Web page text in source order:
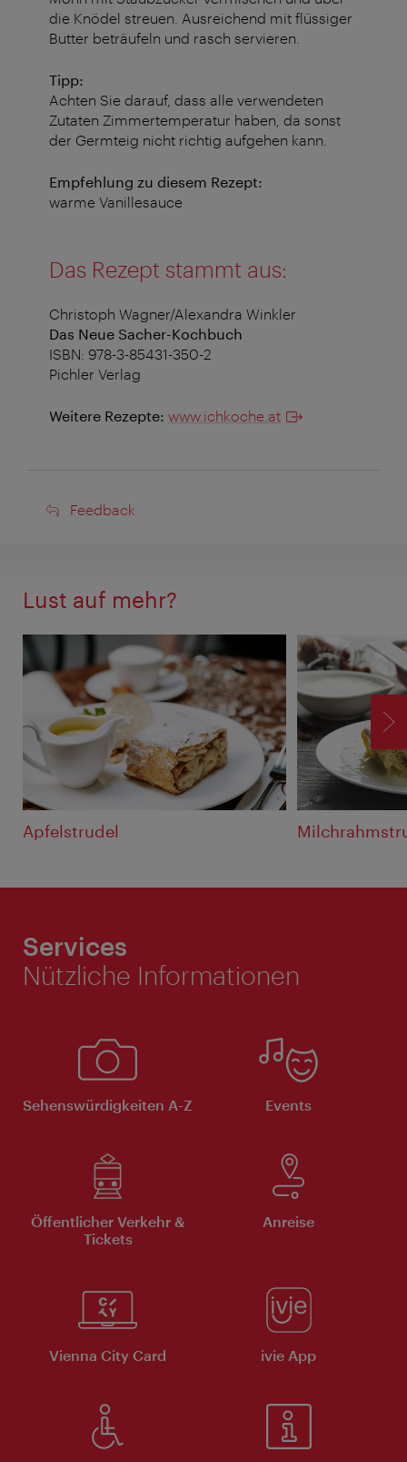
die Knödel streuen. Ausreichend mit flüssiger
Butter beträufeln und rasch servieren.
Tipp:
Achten Sie darauf, dass alle verwendeten
Zutaten Zimmertemperatur haben, da sonst
der Germteig nicht richtig aufgehen kann.
Empfehlung zu diesem Rezept:
warme Vanillesauce
Das Rezept stammt aus:
Christoph Wagner/Alexandra Winkler
Das Neue Sacher-Kochbuch
ISBN: 978-3-85431-350-2
Pichler Verlag
Weitere Rezepte: www.ichkoche.at
Feedback
Feedback
Lust auf mehr?
Apfelstrudel
Services
Nützliche Informationen
Sehenswürdigkeiten A-Z Events
Öffentlicher Verkehr &
Tickets
Anreise
Vienna City Card ivie App